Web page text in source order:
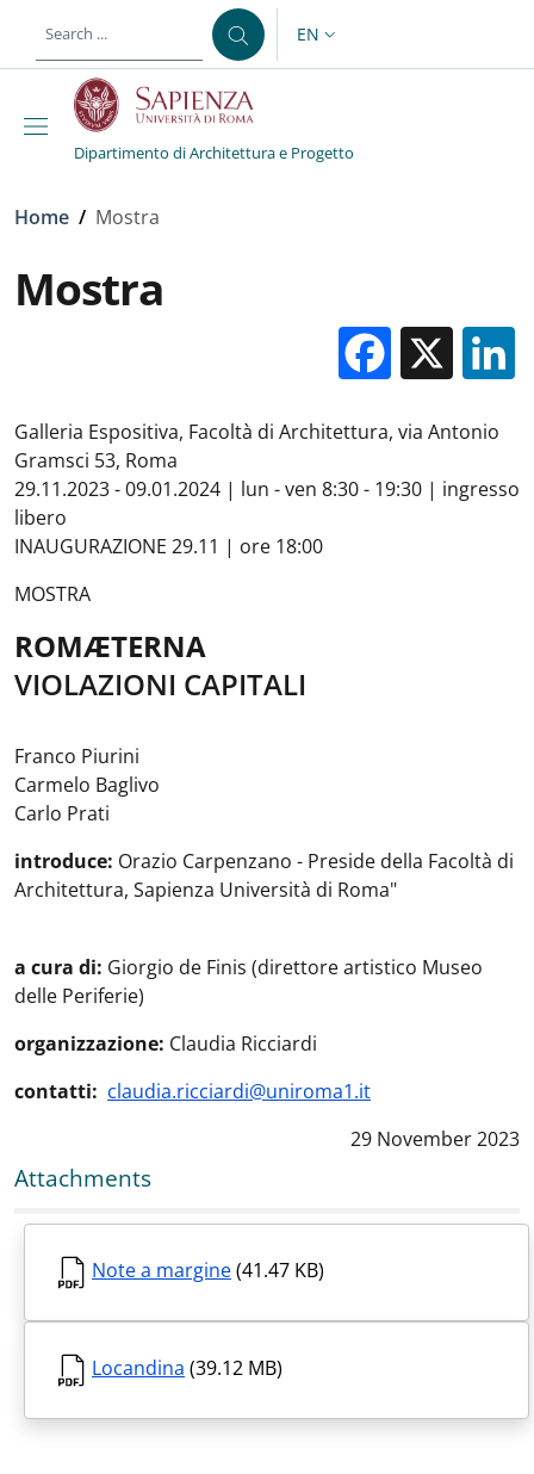
LANGUAGE SWITCHER:
EN
Dipartimento di Architettura e Progetto
Breadcrumb
Home / Mostra
Mostra
X
Galleria Espositiva, Facoltà di Architettura, via Antonio
Gramsci 53, Roma
29.11.2023 - 09.01.2024 | lun - ven 8:30 - 19:30 | ingresso
libero
INAUGURAZIONE 29.11 | ore 18:00
MOSTRA
ROMÆTERNA
VIOLAZIONI CAPITALI
Franco Piurini
Carmelo Baglivo
Carlo Prati
introduce: Orazio Carpenzano - Preside della Facoltà di
Architettura, Sapienza Università di Roma"
a cura di: Giorgio de Finis (direttore artistico Museo
delle Periferie)
organizzazione: Claudia Ricciardi
contatti: claudia.ricciardi@uniroma1.it
Data notizia:
29 November 2023
Attachments
Note a margine(41.47 KB)
Locandina (39.12 MB)